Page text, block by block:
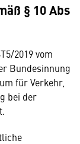
§ 10 Abs
2019 vom
Bundesinnung
für Verkehr,
bei der